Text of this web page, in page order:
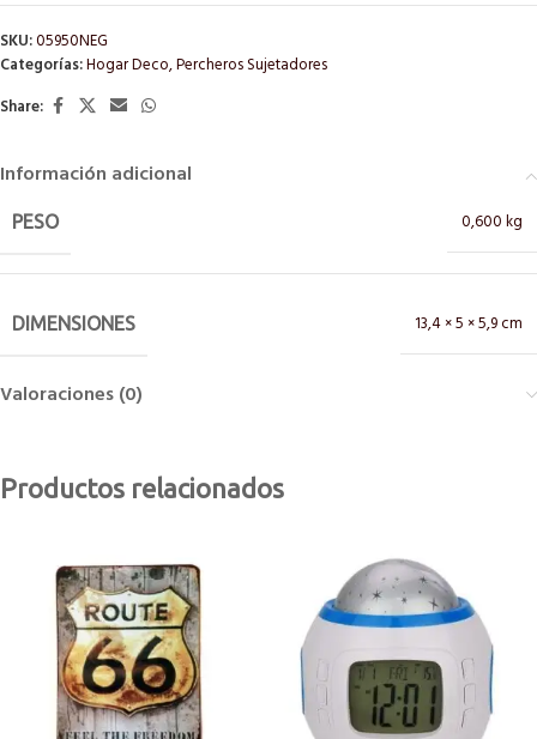
SKU:05950NEG
Categorías:Hogar Deco,Percheros Sujetadores
Share:
Información adicional
PESO 0,600 kg
DIMENSIONES 13,4 × 5 × 5,9 cm
Valoraciones (0)
Productos relacionados